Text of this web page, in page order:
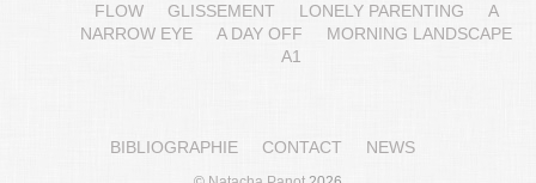
FLOW
GLISSEMENT LONELY PARENTING
A
NARROW EYE
A DAY OFF
MORNING LANDSCAPE
A1
BIBLIOGRAPHIE CONTACT NEWS